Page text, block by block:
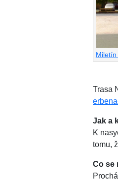
Trasa
Jak a
K
tomu,
Co se